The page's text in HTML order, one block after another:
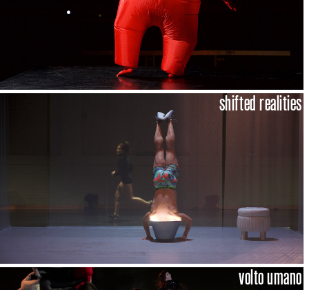
shifted realities
volto umano